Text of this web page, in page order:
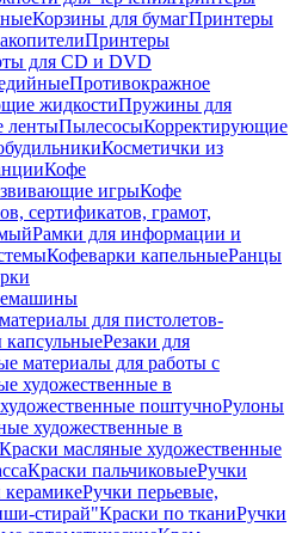
Корзины для бумагПринтеры
Принтеры
для CD и DVD
Противокражное
жидкостиПружины для
лентыПылесосыКорректирующие
Косметички из
Кофе
игрыКофе
сертификатов, грамот,
Рамки для информации и
Кофеварки капельныеРанцы
для пистолетов-
Резаки для
материалы для работы с
художественные в
поштучноРулоны
художественные в
Краски масляные художественные
Краски пальчиковыеРучки
керамикеРучки перьевые,
стирай"Краски по тканиРучки